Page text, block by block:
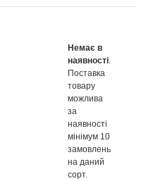
Немає в
наявності.
Поставка
товару
можлива
за
наявності
мінімум 10
замовлень
на даний
сорт.